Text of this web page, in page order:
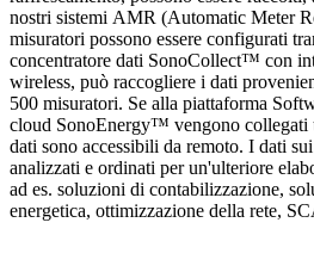
nostri sistemi AMR (Automatic Meter
misuratori possono essere configurati
concentratore dati SonoCollect™ con
wireless, può raccogliere i dati
500 misuratori. Se alla piattaforma
cloud SonoEnergy™ vengono collegati
dati sono accessibili da remoto. I dati
analizzati e ordinati per un'ulteriore
ad es. soluzioni di contabilizzazione,
energetica, ottimizzazione della rete,